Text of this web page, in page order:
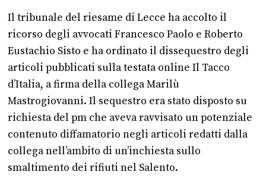
Il tribunale del riesame di Lecce ha accolto il
ricorso degli avvocati Francesco Paolo e Roberto
Eustachio Sisto e ha ordinato il dissequestro degli
articoli pubblicati sulla testata online Il Tacco
d’Italia, a firma della collega Marilù
Mastrogiovanni. Il sequestro era stato disposto su
richiesta del pm che aveva ravvisato un potenziale
contenuto diffamatorio negli articoli redatti dalla
collega nell’ambito di un’inchiesta sullo
smaltimento dei rifiuti nel Salento.